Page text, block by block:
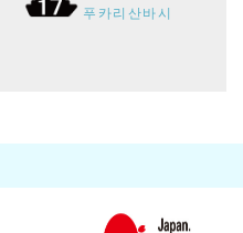
푸카리산바시